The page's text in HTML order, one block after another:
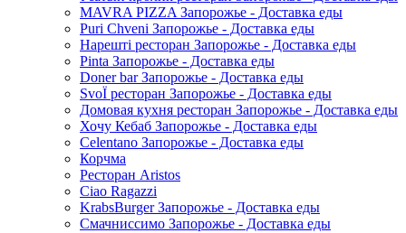
MAVRA PIZZA Запорожье - Доставка еды
Puri Chveni Запорожье - Доставка еды
Нарешті ресторан Запорожье - Доставка еды
Pinta Запорожье - Доставка еды
Doner bar Запорожье - Доставка еды
SvoЇ ресторан Запорожье - Доставка еды
Домовая кухня ресторан Запорожье - Доставка еды
Хочу Кебаб Запорожье - Доставка еды
Celentano Запорожье - Доставка еды
Корчма
Ресторан Aristos
Ciao Ragazzi
KrabsBurger Запорожье - Доставка еды
Смачниссимо Запорожье - Доставка еды